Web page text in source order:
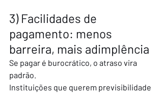
3) Facilidades de
pagamento: menos
barreira, mais adimplência
Se pagar é burocrático, o atraso vira
padrão.
Instituições que querem previsibilidade